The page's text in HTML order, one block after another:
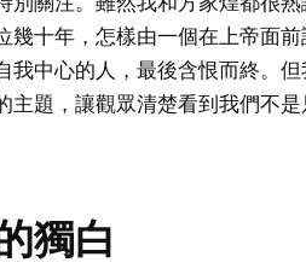
幾十年，怎樣由一個在上帝面
我中心的人，最後含恨而終。
主題，讓觀眾清楚看到我們不
獨白